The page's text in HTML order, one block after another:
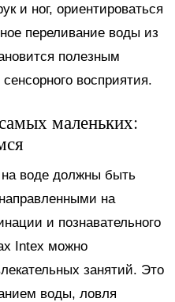
и ног, ориентироваться
переливание воды из
полезным
восприятия.
маленьких:
на воде должны быть
на
и познавательного
Intex можно
занятий. Это
воды, ловля